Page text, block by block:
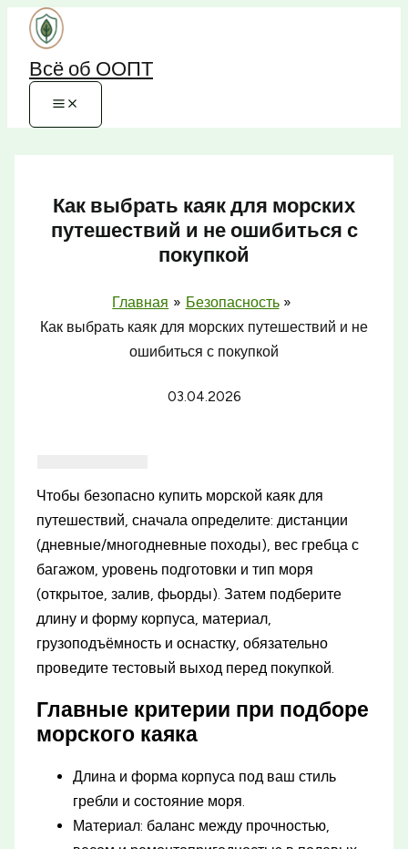
Перейти
содержимому
Всё об ООПТ
Как выбрать каяк для морских
путешествий и не ошибиться с
покупкой
Главная
Безопасность
Как выбрать каяк для морских путешествий и не
ошибиться с покупкой
03.04.2026
Чтобы безопасно купить морской каяк для
путешествий, сначала определите: дистанции
(дневные/многодневные походы), вес гребца с
багажом, уровень подготовки и тип моря
(открытое, залив, фьорды). Затем подберите
длину и форму корпуса, материал,
грузоподъёмность и оснастку, обязательно
проведите тестовый выход перед покупкой.
Главные критерии при подборе
морского каяка
Длина и форма корпуса под ваш стиль
гребли и состояние моря.
Материал: баланс между прочностью,